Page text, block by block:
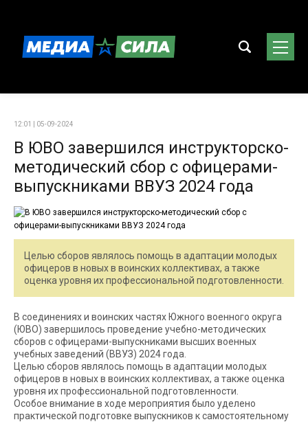
12:01 | 05-09-2024
В ЮВО завершился инструкторско-
методический сбор с офицерами-
выпускниками ВВУЗ 2024 года
Целью сборов являлось помощь в адаптации молодых
офицеров в новых в воинских коллективах, а также
оценка уровня их профессиональной подготовленности.
В соединениях и воинских частях Южного военного округа
(ЮВО) завершилось проведение учебно-методических
сборов с офицерами-выпускниками высших военных
учебных заведений (ВВУЗ) 2024 года.
Целью сборов являлось помощь в адаптации молодых
офицеров в новых в воинских коллективах, а также оценка
уровня их профессиональной подготовленности.
Особое внимание в ходе мероприятия было уделено
практической подготовке выпускников к самостоятельному